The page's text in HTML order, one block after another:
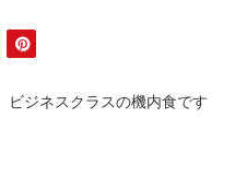
ジネスクラスの機内食です